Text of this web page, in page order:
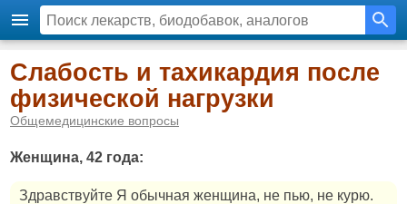
Слабость и тахикардия после
физической нагрузки
Общемедицинские вопросы
Женщина, 42 года:
Здравствуйте Я обычная женщина, не пью, не курю.